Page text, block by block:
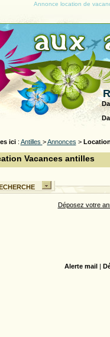
Annonce location de
ici: Antilles >Annonces >
Vacances antilles
Déposez votre
Alerte mail|